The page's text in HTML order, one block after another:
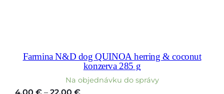
Farmina N&D dog QUINOA herring & coconut
konzerva 285 g
Na objednávku do správy
Price